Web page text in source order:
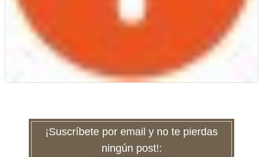
¡Suscríbete por email y no te pierdas
ningún post!: